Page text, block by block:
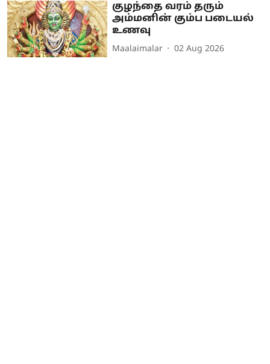
குழந்தை வரம் தரும்
அம்மனின் கும்ப படையல்
உணவு
Maalaimalar 02 Aug 2026